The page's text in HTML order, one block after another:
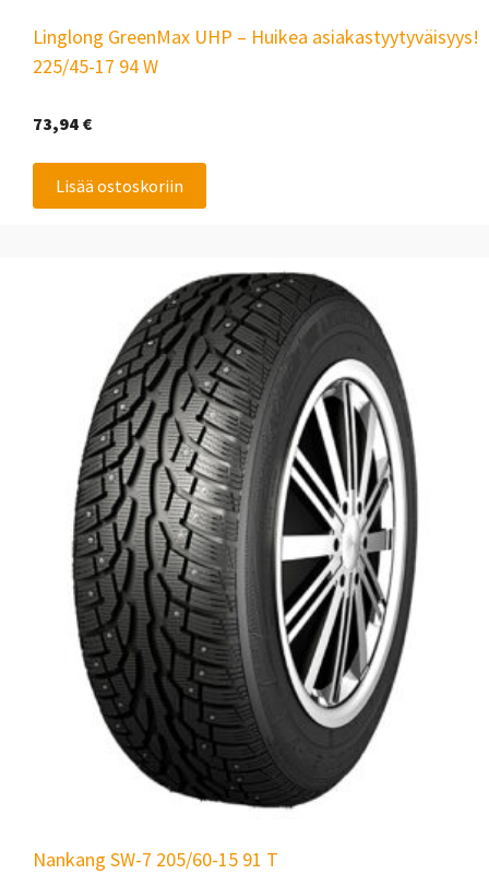
Linglong GreenMax UHP – Huikea asiakastyytyväisyys!
225/45-17 94 W
73,94 €
Lisää ostoskoriin
Nankang SW-7 205/60-15 91 T